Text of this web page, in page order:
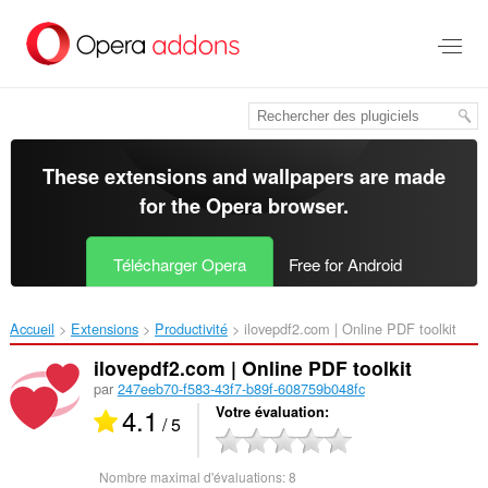
contenu
These extensions and wallpapers are made
for theOpera browser.
Télécharger Opera Free for Android
Accueil Extensions Productivité ilovepdf2.com | Online PDF toolkit ‎
ilovepdf2.com | Online PDF toolkit
par 247eeb70-f583-43f7-b89f-608759b048fc
4.1 / 5 Votre évaluation
Nombre maximal d'évaluations:8